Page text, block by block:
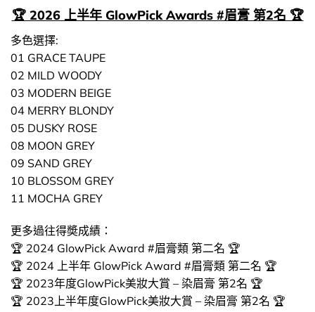
🏆 2026 上半年 GlowPick Awards #眉膏 第2名 🏆
多色選擇:
01 GRACE TAUPE
02 MILD WOODY
03 MODERN BEIGE
04 MERRY BLONDY
05 DUSKY ROSE
08 MOON GREY
09 SAND GREY
10 BLOSSOM GREY
11 MOCHA GREY
更多過往得奬成績：
🏆 2024 GlowPick Award #眉膏類 第二名 🏆
🏆 2024 上半年 GlowPick Award #眉膏類 第二名 🏆
🏆 2023年度GlowPick美妝大賞 – 染眉膏 第2名 🏆
🏆 2023上半年度GlowPick美妝大賞 – 染眉膏 第2名 🏆